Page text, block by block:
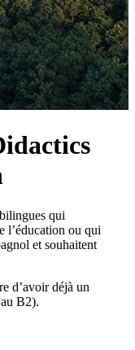
qui
l’éducation ou qui
et souhaitent
d’avoir déjà un
B2).